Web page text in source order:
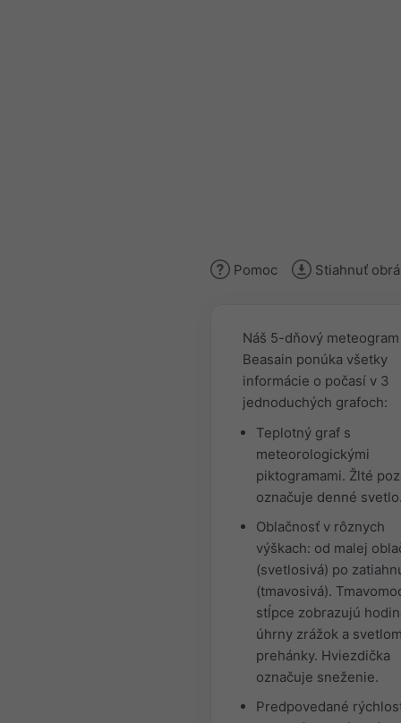
Pomoc Stiahnuť
Náš 5-dňový
Beasain ponúka všetky
informácie o počasí v 3
jednoduchých grafoch:
Teplotný graf s
meteorologickými
piktogramami. Žlté
označuje denné
Oblačnosť v rôznych
výškach: od malej
(svetlosivá) po
(tmavosivá).
stĺpce zobrazujú
úhrny zrážok a
prehánky. Hviezdička
označuje sneženie.
Predpovedané